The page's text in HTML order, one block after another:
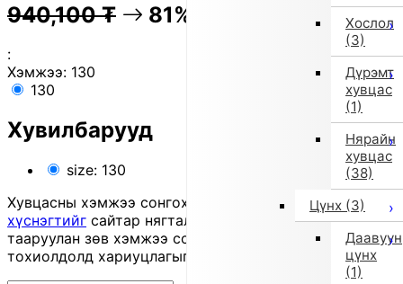
Хослол
(3)
Дүрэмт
хувцас
(1)
Нярайн
хувцас
(38)
Цүнх (3)
Даавуун
цүнх
(1)
940,100 ₮ 81% OFF ₮
:
Хэмжээ: 130
130
Хувилбарууд
size: 130
Хувцасны хэмжээ сонгохдоо
хэмжээ сонгох
хүснэгтийг сайтар нягталж, биеийн хэмжээтэйгээ
тааруулан зөв хэмжээ сонгоно уу, хувцас таарахгүй
тохиолдолд хариуцлагыг захиалагч өөрөө хүлээнэ.